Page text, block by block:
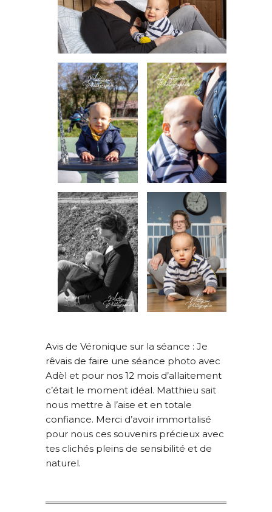
INFORMATIONS SUR LES PHOTOS DE
GROSSESSE
INFORMATIONS SUR LES PHOTOS
D’ALLAITEMENT
INFORMATIONS SUR LES PHOTOS
D’ACCOUCHEMENT
INFORMATIONS SUR LES PHOTOS NOUVEAU
NE / ENFANT
INFORMATIONS SUR LES PHOTOS DE FAMILLE
CARTE CADEAU
COURS DE PHOTOGRAPHIE
QUI SUIS-JE ?
CONDITIONS GÉNÉRALES DE VENTE
Avis de Véronique sur la séance : Je
rêvais de faire une séance photo avec
Adèl et pour nos 12 mois d’allaitement
c’était le moment idéal. Matthieu sait
nous mettre à l’aise et en totale
confiance. Merci d’avoir immortalisé
pour nous ces souvenirs précieux avec
tes clichés pleins de sensibilité et de
naturel.